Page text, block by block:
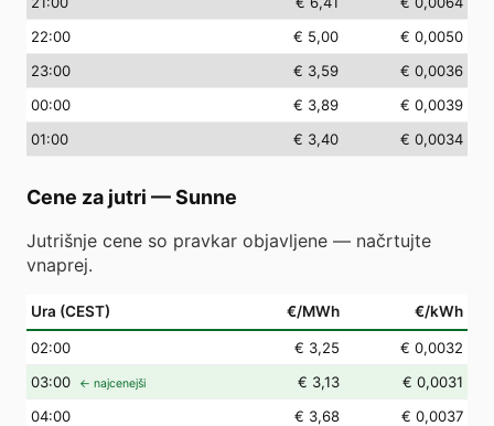
22:00 € 5,00
€ 0,0050
23:00 € 3,59
€ 0,0036
00:00 € 3,89
€ 0,0039
01:00 € 3,40 € 0,0034
Cene za jutri —Sunne
Jutrišnje cene so pravkar objavljene — načrtujte
vnaprej.
Ura (CEST) €/MWh €/kWh
02:00 € 3,25
€ 0,0032
03:00 ← najcenejši € 3,13
€ 0,0031
04:00 € 3,68
€ 0,0037